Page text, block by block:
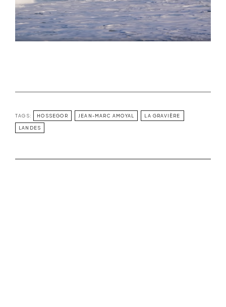
TAGS: HOSSEGOR JEAN-MARC AMOYAL LA GRAVIÈRE
LANDES